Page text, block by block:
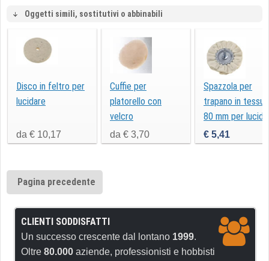
Oggetti simili, sostitutivi o abbinabili
Disco in feltro per
lucidare
da € 10,17
Cuffie per
platorello con
velcro
da € 3,70
Spazzola per
trapano in
80 mm per
€ 5,41
Pagina precedente
CLIENTI SODDISFATTI
Un successo crescente dal lontano 1999.
Oltre 80.000 aziende, professionisti e hobbisti